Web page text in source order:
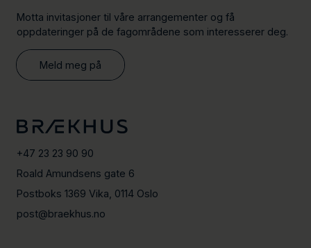
Motta invitasjoner til våre arrangementer og få
oppdateringer på de fagområdene som interesserer deg.
Meld meg på
+47 23 23 90 90
Roald Amundsens gate 6
Postboks 1369 Vika, 0114 Oslo
post@braekhus.no